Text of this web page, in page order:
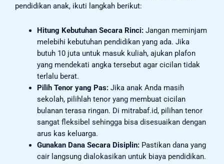
pendidikan anak, ikuti langkah berikut:
Hitung Kebutuhan Secara Rinci:Jangan meminjam
melebihi kebutuhan pendidikan yang ada. Jika
butuh 10 juta untuk masuk kuliah, ajukan plafon
yang mendekati angka tersebut agar cicilan tidak
terlalu berat.
Pilih Tenor yang Pas:Jika anak Anda masih
sekolah, pilihlah tenor yang membuat cicilan
bulanan terasa ringan. Di mitrabaf.id, pilihan tenor
sangat fleksibel sehingga bisa disesuaikan dengan
arus kas keluarga.
Gunakan Dana Secara Disiplin:Pastikan dana yang
cair langsung dialokasikan untuk biaya pendidikan.